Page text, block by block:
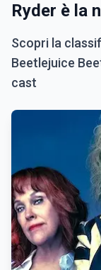
Ryder è la
Scopri la
Beetlejuice
cast